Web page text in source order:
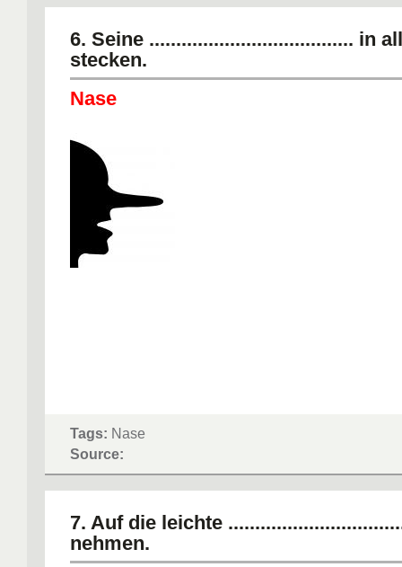
6. Seine ...................................... in
stecken.
Nase
Tags: Nase
Source:
7. Auf die leichte
nehmen.